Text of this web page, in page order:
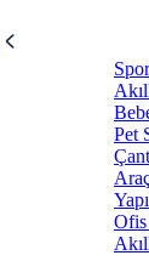
Pet
Ofis